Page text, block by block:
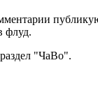
флуд.
"ЧаВо".